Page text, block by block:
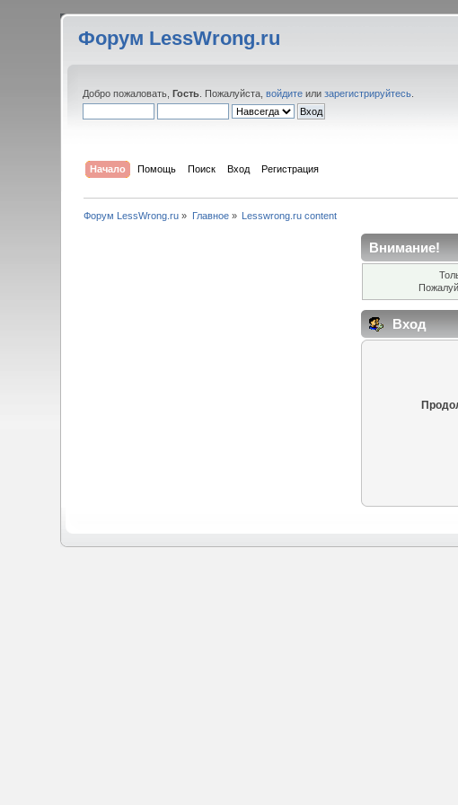
Форум LessWrong.ru
Добро пожаловать,Гость . Пожалуйста,войдите илизарегистрируйтесь
Начало Помощь Поиск Вход Регистрация
Форум LessWrong.ru » Главное» Lesswrong.ru content
Внимание!
Вход